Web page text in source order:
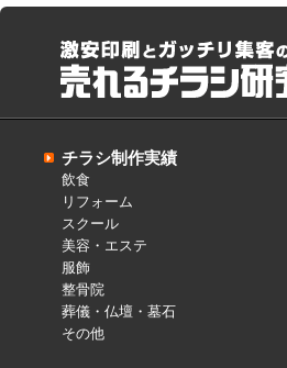
チラシ制作実績
飲食
リフォーム
スクール
美容・エステ
服飾
整骨院
葬儀・仏壇・墓石
その他